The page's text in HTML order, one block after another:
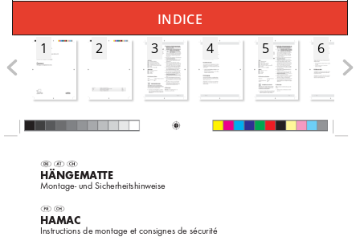
INDICE
1
2 3 4 5 6
HÄNGEMATTE
Montage- und Sicherheitshinweise
HAMAC
Instructions de montage et consignes de sécurité